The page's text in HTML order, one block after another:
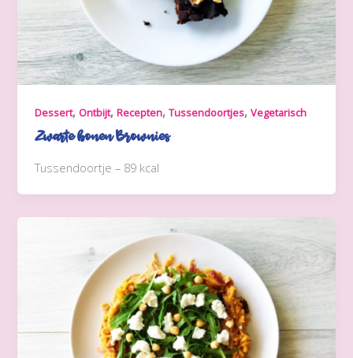
Dessert, Ontbijt,Recepten,Tussendoortjes,Vegetarisch
Zwarte bonen Brownies
Tussendoortje – 89 kcal